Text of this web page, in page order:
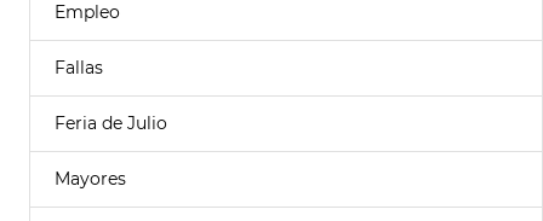
Empleo
Fallas
Feria de Julio
Mayores